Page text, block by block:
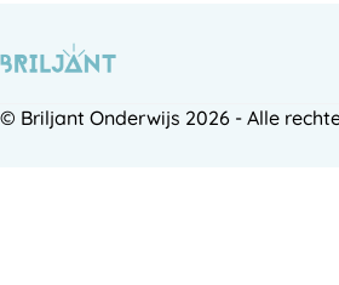
© Briljant Onderwijs 2026 - Alle